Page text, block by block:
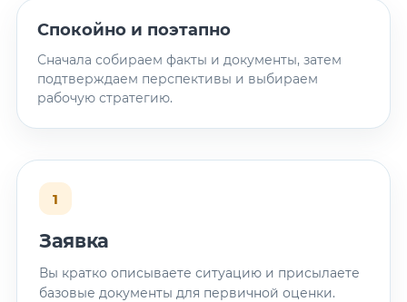
Спокойно и поэтапно
Сначала собираем факты и документы, затем
подтверждаем перспективы и выбираем
рабочую стратегию.
1
Заявка
Вы кратко описываете ситуацию и присылаете
базовые документы для первичной оценки.